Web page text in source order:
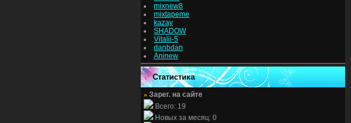
mixnew8
mixtapeme
kazay
SHADOW
Vitalii-5
danbdan
Aninew
Статистика
» Зарег. на сайте
Всего: 19
Новых за месяц: 0